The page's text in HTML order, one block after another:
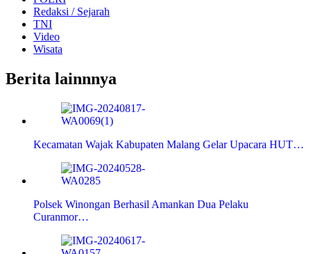
Redaksi / Sejarah
TNI
Video
Wisata
Berita lainnnya
Kecamatan Wajak Kabupaten Malang Gelar Upacara HUT…
Polsek Winongan Berhasil Amankan Dua Pelaku
Curanmor…